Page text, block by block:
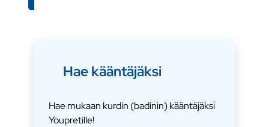
Hae kääntäjäksi
Hae mukaan kurdin (badinin) kääntäjäksi
Youpretille!